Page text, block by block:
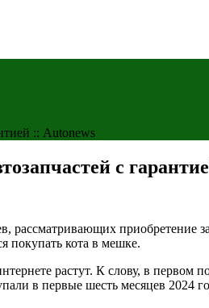
:: Autonews
с
приобретение
покупать кота в мешке.
растут. К слову, в первом
в первые шесть месяцев 2024